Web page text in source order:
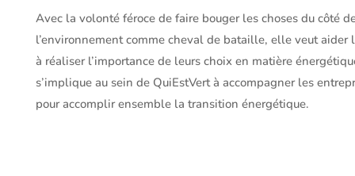
Avec la volonté féroce de faire bouger les choses du côté
l’environnement comme cheval de bataille, elle veut aider
à réaliser l’importance de leurs choix en matière
s’implique au sein de QuiEstVert à accompagner les
pour accomplir ensemble la transition énergétique.